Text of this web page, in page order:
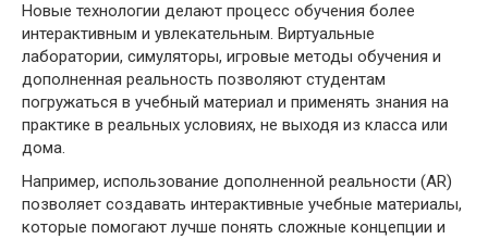
Новые технологии делают процесс обучения более
интерактивным и увлекательным. Виртуальные
лаборатории, симуляторы, игровые методы обучения и
дополненная реальность позволяют студентам
погружаться в учебный материал и применять знания на
практике в реальных условиях, не выходя из класса или
дома.
Например, использование дополненной реальности (AR)
позволяет создавать интерактивные учебные материалы,
которые помогают лучше понять сложные концепции и